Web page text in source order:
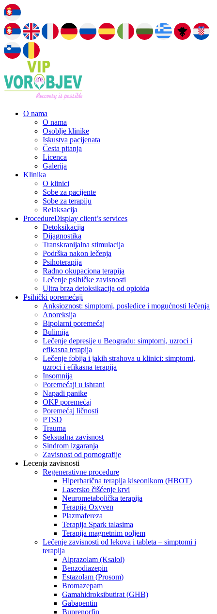
O nama
O nama
Osoblje klinike
Iskustva pacijenata
Česta pitanja
Licenca
Galerija
Klinika
O klinici
Sobe za pacijente
Sobe za terapiju
Relaksacija
ProcedureDisplay client’s services
Detoksikacija
Dijagnostika
Transkranijalna stimulacija
Podrška nakon lečenja
Psihoterapija
Radno okupaciona terapija
Lečenje psihičke zavisnosti
Ultra brza detoksikacija od opioida
Psihički poremećaji
Anksioznost: simptomi, posledice i mogućnosti lečenja
Anoreksija
Bipolarni poremećaj
Bulimija
Lečenje depresije u Beogradu: simptomi, uzroci i
efikasna terapija
Lečenje fobija i jakih strahova u klinici: simptomi,
uzroci i efikasna terapija
Insomnija
Poremećaji u ishrani
Napadi panike
OKP poremećaj
Poremećaj ličnosti
PTSD
Trauma
Seksualna zavisnost
Sindrom izgaranja
Zavisnost od pornografije
Lecenja zavisnosti
Regenerativne procedure
Hiperbarična terapija kiseonikom (HBOT)
Lasersko čišćenje krvi
Neurometabolička terapija
Terapija Oxyven
Plazmafereza
Terapija Spark talasima
Terapija magnetnim poljem
Lečenje zavisnosti od lekova i tableta – simptomi i
terapija
Alprazolam (Ksalol)
Benzodiazepin
Estazolam (Prosom)
Bromazepam
Gamahidroksibutirat (GHB)
Gabapentin
Buprenorfin